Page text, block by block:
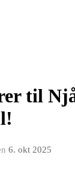
til
6. okt 2025